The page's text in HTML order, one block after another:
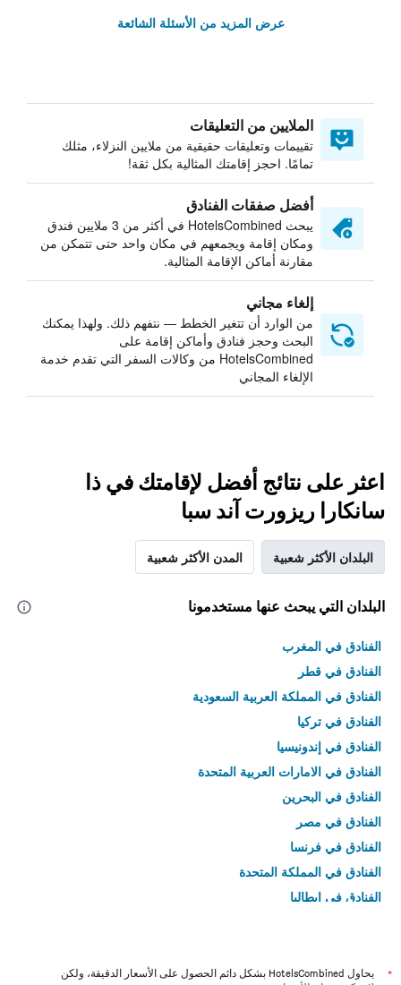
عرض المزيد من الأسئلة الشائعة
الملايين من التعليقات
تقييمات وتعليقات حقيقية من ملايين النزلاء، مثلك
تمامًا. احجز إقامتك المثالية بكل ثقة!
أفضل صفقات الفنادق
يبحث HotelsCombined في أكثر من 3 ملايين فندق
ومكان إقامة ويجمعهم في مكان واحد حتى تتمكن من
مقارنة أماكن الإقامة المثالية.
إلغاء مجاني
من الوارد أن تتغير الخطط — نتفهم ذلك. ولهذا يمكنك
البحث وحجز فنادق وأماكن إقامة على
HotelsCombined من وكالات السفر التي تقدم خدمة
الإلغاء المجاني
اعثر على نتائج أفضل لإقامتك في ذا
سانكارا ريزورت آند سبا
البلدان الأكثر شعبية المدن الأكثر شعبية
البلدان التي يبحث عنها مستخدمونا
الفنادق في المغرب
الفنادق في قطر
الفنادق في المملكة العربية السعودية
الفنادق في تركيا
الفنادق في إندونيسيا
الفنادق في الامارات العربية المتحدة
الفنادق في البحرين
الفنادق في مصر
الفنادق في فرنسا
الفنادق في المملكة المتحدة
الفنادق في إيطاليا
*
يحاول HotelsCombined بشكل دائم الحصول على الأسعار الدقيقة، ولكن